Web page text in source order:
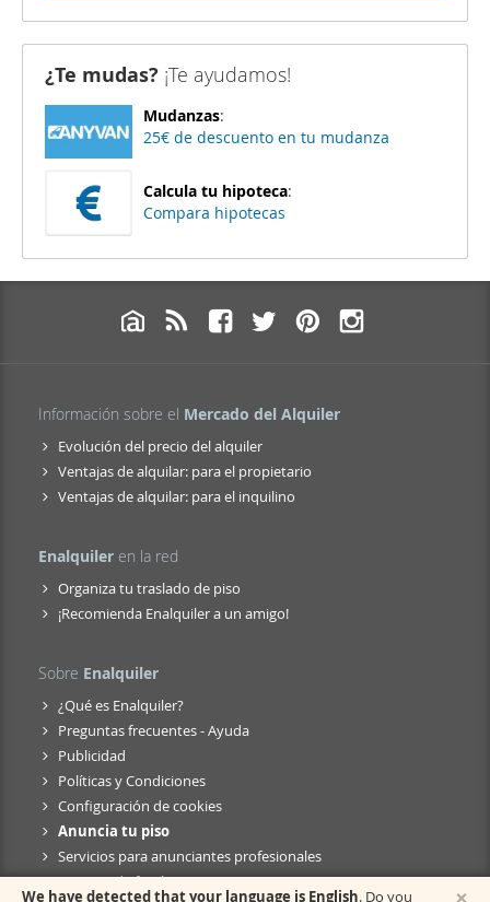
¿Te mudas? ¡Te ayudamos!
Mudanzas:
25€ de descuento en tu mudanza
Calcula tu hipoteca:
Compara hipotecas
Información sobre el Mercado del Alquiler
Evolución del precio del alquiler
Ventajas de alquilar: para el propietario
Ventajas de alquilar: para el inquilino
Enalquiler en la red
Organiza tu traslado de piso
¡Recomienda Enalquiler a un amigo!
Sobre Enalquiler
¿Qué es Enalquiler?
Preguntas frecuentes - Ayuda
Publicidad
Políticas y Condiciones
Configuración de cookies
Anuncia tu piso
Servicios para anunciantes profesionales
Anuncio de fusión
We have detected that your language is English. Do you